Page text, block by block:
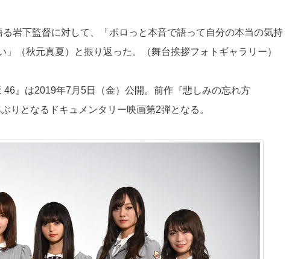
る岩下監督に対して、「ポロっと本音で語って自分の本当の気持
（秋元真夏）と振り返った。（舞台挨拶フォトギャラリー）
46』は2019年7月5日（金）公開。前作『悲しみの忘れ方
りとなるドキュメンタリー映画第2弾となる。